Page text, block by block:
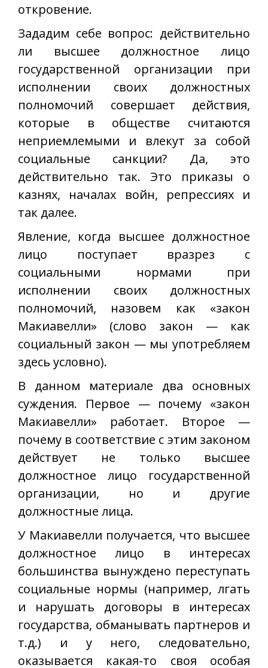
откровение.
Зададим себе вопрос: действительно
ли высшее должностное лицо
государственной организации при
исполнении своих должностных
полномочий совершает действия,
которые в обществе считаются
неприемлемыми и влекут за собой
социальные санкции? Да, это
действительно так. Это приказы о
казнях, началах войн, репрессиях и
так далее.
Явление, когда высшее должностное
лицо поступает вразрез с
социальными нормами при
исполнении своих должностных
полномочий, назовем как «закон
Макиавелли» (слово закон — как
социальный закон — мы употребляем
здесь условно).
В данном материале два основных
суждения. Первое — почему «закон
Макиавелли» работает. Второе —
почему в соответствие с этим законом
действует не только высшее
должностное лицо государственной
организации, но и другие
должностные лица.
У Макиавелли получается, что высшее
должностное лицо в интересах
большинства вынуждено переступать
социальные нормы (например, лгать
и нарушать договоры в интересах
государства, обманывать партнеров и
т.д.) и у него, следовательно,
оказывается какая-то своя особая